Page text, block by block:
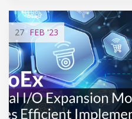
27 FEB'23